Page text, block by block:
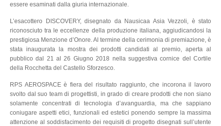
essere esaminati dalla giuria internazionale.
L’esacottero DISCOVERY, disegnato da Nausicaa Asia Vezzoli, è stato
riconosciuto tra le eccellenze della produzione italiana, aggiudicandosi la
prestigiosa Menzione d’Onore. Al termine della cerimonia di premiazione, è
stata inaugurata la mostra dei prodotti candidati al premio, aperta al
pubblico dal 21 al 26 Giugno 2018 nella suggestiva cornice del Cortile
della Rocchetta del Castello Sforzesco.
RPS AEROSPACE è fiera del risultato raggiunto, che incorona il lavoro
svolto dal suo team di progettisti, in grado di creare prodotti che non siano
solamente concentrati di tecnologia d’avanguardia, ma che sappiano
coniugare aspetti etici, funzionali ed estetici ponendo sempre la massima
attenzione al soddisfacimento dei requisiti di progetto disegnati sull’utente